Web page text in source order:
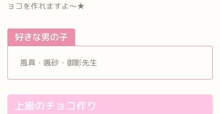
ョコを作れますよ～★
好きな男の子
風真・颯砂・御影先生
上級のチョコ作り